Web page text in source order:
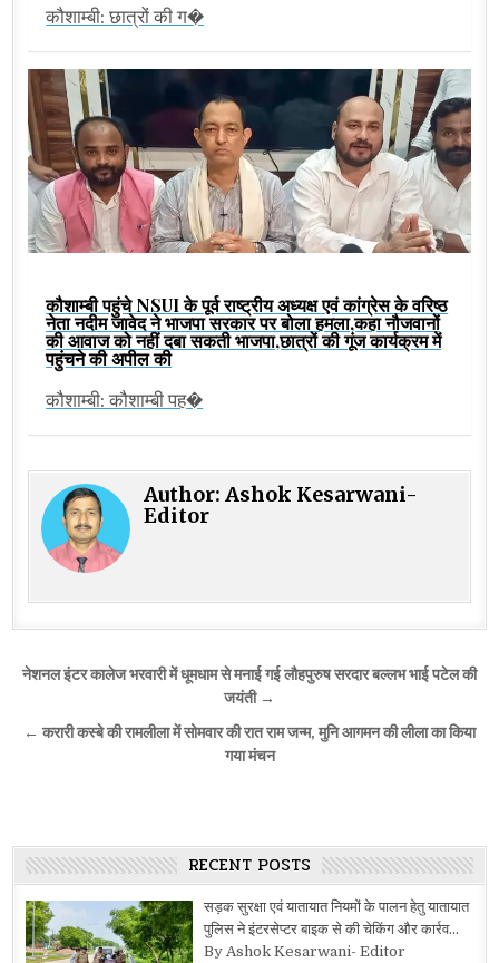
कौशाम्बी: छात्रों की ग�
कौशाम्बी पहुंचे NSUI के पूर्व राष्ट्रीय अध्यक्ष एवं कांग्रेस के वरिष्ठ
नेता नदीम जावेद ने भाजपा सरकार पर बोला हमला,कहा नौजवानों
की आवाज को नहीं दबा सकती भाजपा,छात्रों की गूंज कार्यक्रम में
पहुंचने की अपील की
कौशाम्बी: कौशाम्बी पह�
Author:Ashok Kesarwani-
Editor
Post
नेशनल इंटर कालेज भरवारी में धूमधाम से मनाई गई लौहपुरुष सरदार बल्लभ भाई पटेल की
जयंती →
← करारी कस्बे की रामलीला में सोमवार की रात राम जन्म, मुनि आगमन की लीला का किया
गया मंचन
RECENT POSTS
सड़क सुरक्षा एवं यातायात नियमों के पालन हेतु यातायात
पुलिस ने इंटरसेप्टर बाइक से की चेकिंग और कार्रव…
By Ashok Kesarwani- Editor